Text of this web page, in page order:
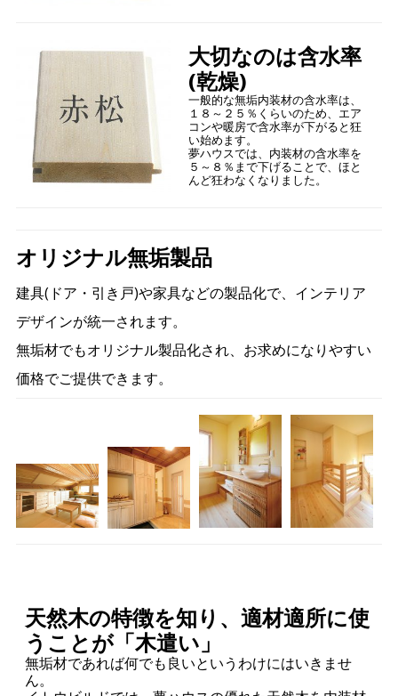
大切なのは含水率
(乾燥)
一般的な無垢内装材の含水率は、
１８～２５％くらいのため、エア
コンや暖房で含水率が下がると狂
い始めます。
夢ハウスでは、内装材の含水率を
５～８％まで下げることで、ほと
んど狂わなくなりました。
オリジナル無垢製品
建具(ドア・引き戸)や家具などの製品化で、インテリア
デザインが統一されます。
無垢材でもオリジナル製品化され、お求めになりやすい
価格でご提供できます。
天然木の特徴を知り、適材適所に使
うことが「木遣い」
無垢材であれば何でも良いというわけにはいきませ
ん。